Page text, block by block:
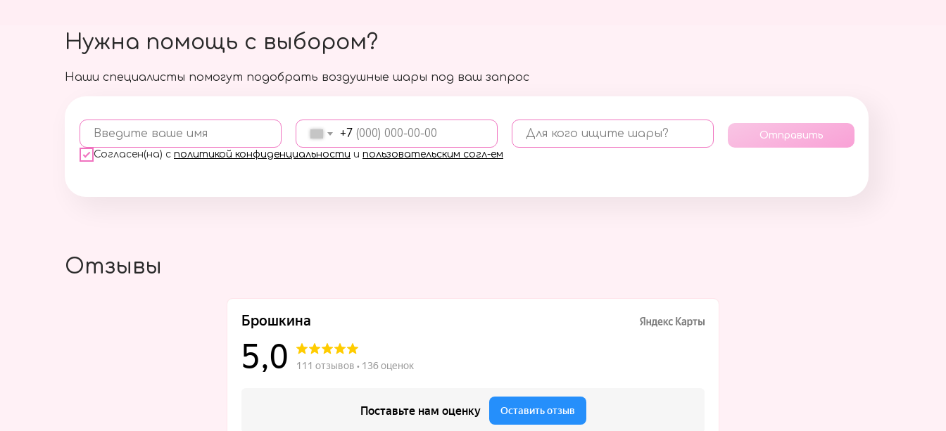
Наши специалисты помогут подобрать воздушные шары под ваш запрос
Введите ваше имя +7 Для кого ищите шары?
Согласен(на) с политикой конфиденциальности и пользовательским согл-ем
Отправить
Нужна помощь с выбором?
Отзывы